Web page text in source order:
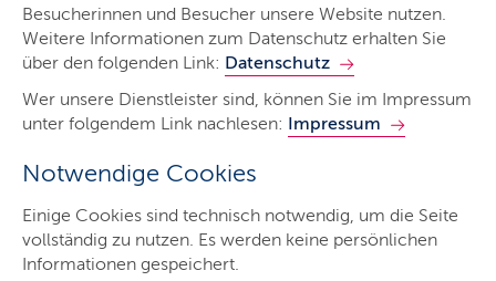
Besucherinnen und Besucher unsere Website nutzen.
Weitere Informationen zum Datenschutz erhalten Sie
über den folgenden Link: Datenschutz
Wer unsere Dienstleister sind, können Sie im Impressum
unter folgendem Link nachlesen: Impressum
Notwendige Cookies
Einige Cookies sind technisch notwendig, um die Seite
vollständig zu nutzen. Es werden keine persönlichen
Informationen gespeichert.
Oberlandesgericht
Start
Aufgaben des Gerichts
Besucher & Service